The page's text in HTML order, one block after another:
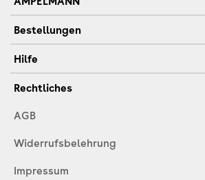
Bestellungen
Hilfe
Rechtliches
AGB
Widerrufsbelehrung
Impressum